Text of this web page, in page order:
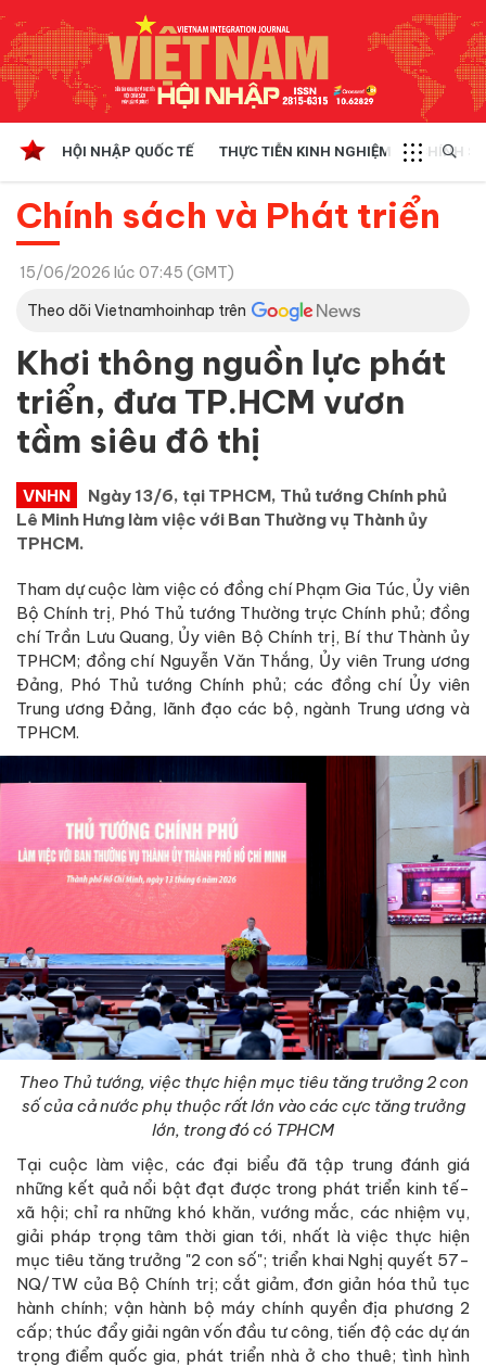
HỘI NHẬP QUỐC TẾ THỰC TIỄN KINH NGHIỆM CHÍNH
Chính sách và Phát triển
15/06/2026 lúc 07:45 (GMT)
Theo dõi Vietnamhoinhap trên
Khơi thông nguồn lực phát
triển, đưa TP.HCM vươn
tầm siêu đô thị
VNHN
Ngày 13/6, tại TPHCM, Thủ tướng Chính phủ
Lê Minh Hưng làm việc với Ban Thường vụ Thành ủy
TPHCM.
Tham dự cuộc làm việc có đồng chí Phạm Gia Túc, Ủy viên
Bộ Chính trị, Phó Thủ tướng Thường trực Chính phủ; đồng
chí Trần Lưu Quang, Ủy viên Bộ Chính trị, Bí thư Thành ủy
TPHCM; đồng chí Nguyễn Văn Thắng, Ủy viên Trung ương
Đảng, Phó Thủ tướng Chính phủ; các đồng chí Ủy viên
Trung ương Đảng, lãnh đạo các bộ, ngành Trung ương và
TPHCM.
Theo Thủ tướng, việc thực hiện mục tiêu tăng trưởng 2 con
số của cả nước phụ thuộc rất lớn vào các cực tăng trưởng
lớn, trong đó có TPHCM
Tại cuộc làm việc, các đại biểu đã tập trung đánh giá
những kết quả nổi bật đạt được trong phát triển kinh tế-
xã hội; chỉ ra những khó khăn, vướng mắc, các nhiệm vụ,
giải pháp trọng tâm thời gian tới, nhất là việc thực hiện
mục tiêu tăng trưởng "2 con số"; triển khai Nghị quyết 57-
NQ/TW của Bộ Chính trị; cắt giảm, đơn giản hóa thủ tục
hành chính; vận hành bộ máy chính quyền địa phương 2
cấp; thúc đẩy giải ngân vốn đầu tư công, tiến độ các dự án
trọng điểm quốc gia, phát triển nhà ở cho thuê; tình hình